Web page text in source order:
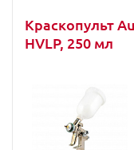
Краскопульт
HVLP, 250 мл